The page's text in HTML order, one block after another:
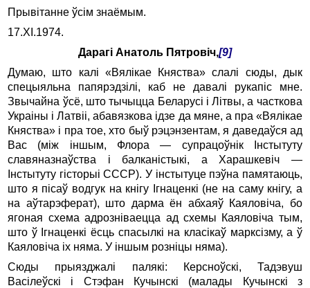
Прывітанне ўсім знаёмым.
17.ХІ.1974.
Дарагі Анатоль Пятровіч,[9]
Думаю, што калі «Вялікае Княства» слалі сюды, дык
спецыяльна папярэдзілі, каб не давалі рукапіс мне.
Звычайна ўсё, што тычыцца Беларусі і Літвы, а часткова
Украіны і Латвіі, абавязкова ідзе да мяне, а пра «Вялікае
Княства» і пра тое, хто быў рэцэнзентам, я даведаўся ад
Вас (між іншым, Флора — супрацоўнік Інстытуту
славяназнаўства і балканістыкі, а Харашкевіч —
Інстытуту гісторыі СССР). У інстытуце пэўна памятаюць,
што я пісаў водгук на кнігу Ігнаценкі (не на саму кнігу, а
на аўтарэферат), што дарма ён абхаяў Каяловіча, бо
ягоная схема адрозніваецца ад схемы Каяловіча тым,
што ў Ігнаценкі ёсць спасылкі на класікаў марксізму, а ў
Каяловіча іх няма. У іншым розніцы няма).
Сюды прыязджалі палякі: Керсноўскі, Тадэвуш
Васілеўскі і Стэфан Кучынскі (малады Кучынскі з